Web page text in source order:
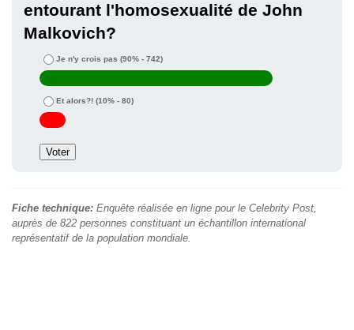
entourant l'homosexualité de John
Malkovich?
Je n'y crois pas (90% - 742)
Et alors?! (10% - 80)
Fiche technique: Enquête réalisée en ligne pour le Celebrity Post,
auprès de 822 personnes constituant un échantillon international
représentatif de la population mondiale.